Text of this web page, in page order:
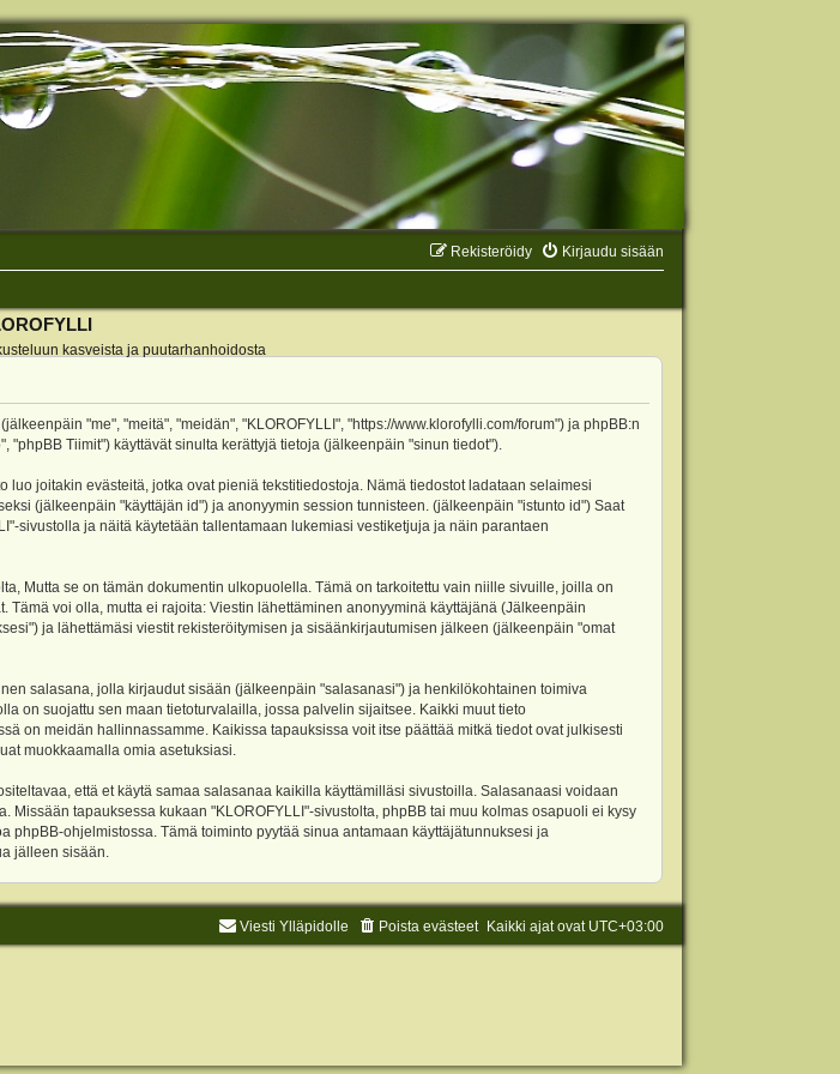
Kirjaudu sisään
Rekisteröidy
kasveista ja puutarhanhoidosta
"me", "meitä", "meidän", "KLOROFYLLI", "https://www.klorofylli.com/forum") ja phpBB:n
Tiimit") käyttävät sinulta kerättyjä tietoja (jälkeenpäin "sinun tiedot").
joitakin evästeitä, jotka ovat pieniä tekstitiedostoja. Nämä tiedostot ladataan selaimesi
(jälkeenpäin "käyttäjän id") ja anonyymin session tunnisteen. (jälkeenpäin "istunto id") Saat
sivustolla ja näitä käytetään tallentamaan lukemiasi vestiketjuja ja näin parantaen
Mutta se on tämän dokumentin ulkopuolella. Tämä on tarkoitettu vain niille sivuille, joilla on
voi olla, mutta ei rajoita: Viestin lähettäminen anonyyminä käyttäjänä (Jälkeenpäin
ja lähettämäsi viestit rekisteröitymisen ja sisäänkirjautumisen jälkeen (jälkeenpäin "omat
salasana, jolla kirjaudut sisään (jälkeenpäin "salasanasi") ja henkilökohtainen toimiva
on suojattu sen maan tietoturvalailla, jossa palvelin sijaitsee. Kaikki muut tieto
on meidän hallinnassamme. Kaikissa tapauksissa voit itse päättää mitkä tiedot ovat julkisesti
muokkaamalla omia asetuksiasi.
että et käytä samaa salasanaa kaikilla käyttämilläsi sivustoilla. Salasanaasi voidaan
tapauksessa kukaan "KLOROFYLLI"-sivustolta, phpBB tai muu kolmas osapuoli ei kysy
ohjelmistossa. Tämä toiminto pyytää sinua antamaan käyttäjätunnuksesi ja
jälleen sisään.
Kaikki ajat ovat UTC+03:00
Poista evästeet
Viesti Ylläpidolle